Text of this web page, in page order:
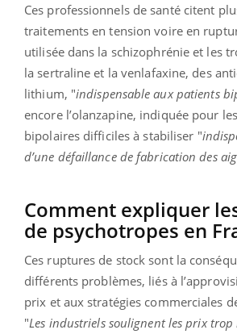
Ces professionnels de santé citent
traitements en tension voire en
utilisée dans la schizophrénie et les
la sertraline et la venlafaxine, des
lithium, "indispensable aux patients
encore l’olanzapine, indiquée pour
bipolaires difficiles à stabiliser "
d’une défaillance de fabrication des
Comment expliquer
de psychotropes en
Ces ruptures de stock sont la
différents problèmes, liés à
prix et aux stratégies commerciales
"Les industriels soulignent les prix trop